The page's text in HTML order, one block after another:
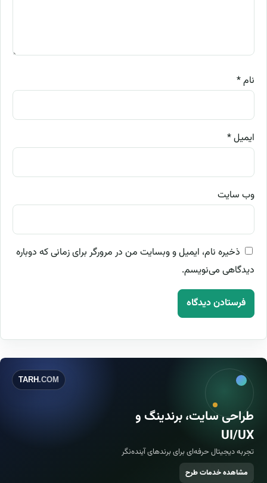
نام*
ایمیل*
وب‌ سایت
ذخیره نام، ایمیل و وبسایت من در مرورگر برای زمانی که دوباره
دیدگاهی می‌نویسم.
TARH .COM
طراحی سایت، برندینگ و
UI/UX
تجربه دیجیتال حرفه‌ای برای برندهای آینده‌نگر
مشاهده خدمات طرح